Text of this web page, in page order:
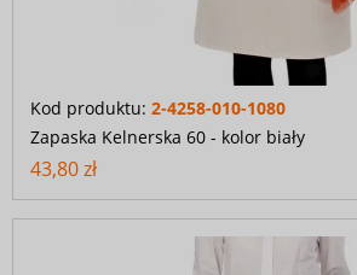
Kod produktu: 2-4258-010-1080
Zapaska Kelnerska 60 - kolor biały
43,80 zł